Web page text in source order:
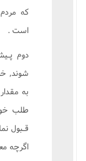
که
است .
دوم
شوند,
به
طلب
قـبول
اگرچه